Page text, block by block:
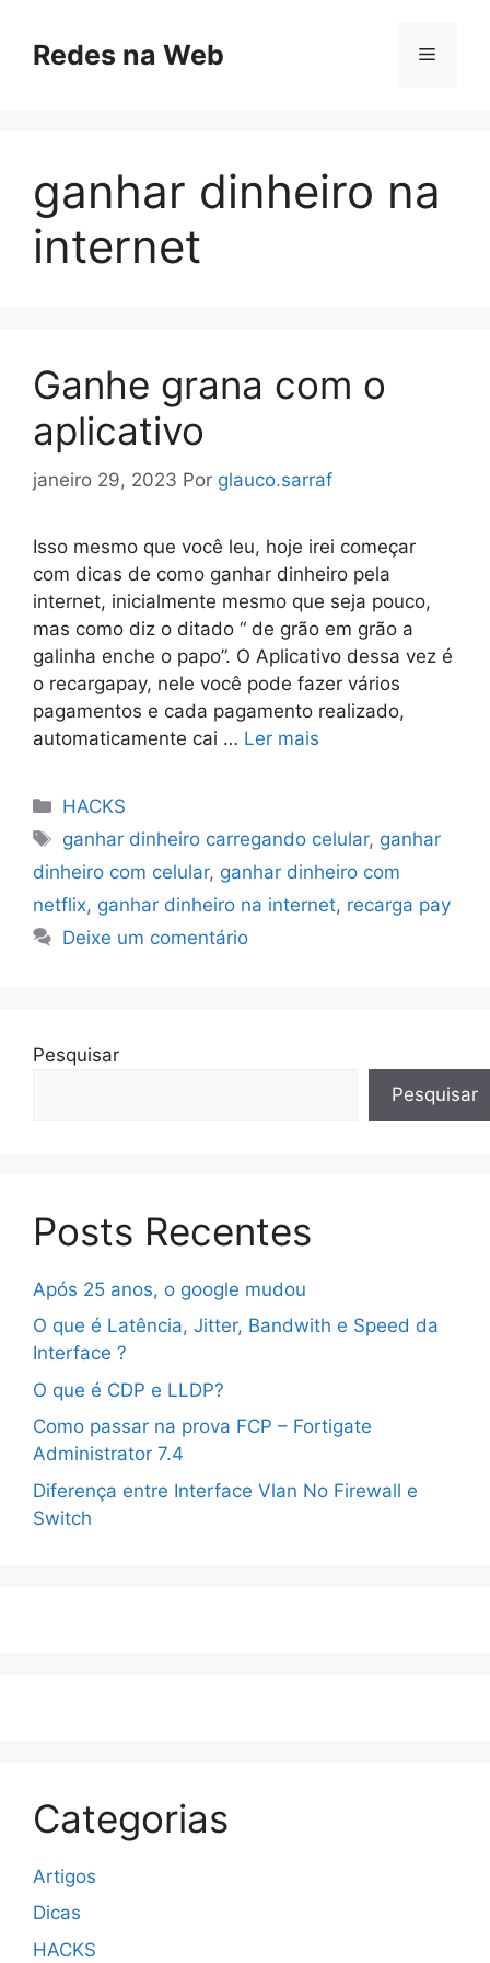
paraRedes na Web Menu
ganhar dinheiro na
internet
Ganhe grana com o
aplicativo
janeiro 29, 2023 Por glauco.sarraf
Isso mesmo que você leu, hoje irei começar
com dicas de como ganhar dinheiro pela
internet, inicialmente mesmo que seja pouco,
mas como diz o ditado “ de grão em grão a
galinha enche o papo”. O Aplicativo dessa vez é
o recargapay, nele você pode fazer vários
pagamentos e cada pagamento realizado,
automaticamente cai … Ler mais
Categorias
HACKS
Tags
ganhar dinheiro carregando celular, ganhar
dinheiro com celular, ganhar dinheiro com
netflix, ganhar dinheiro na internet, recarga pay
Deixe um comentário
Pesquisar
Pesquisar
Posts Recentes
Após 25 anos, o google mudou
O que é Latência, Jitter, Bandwith e Speed da
Interface ?
O que é CDP e LLDP?
Como passar na prova FCP – Fortigate
Administrator 7.4
Diferença entre Interface Vlan No Firewall e
Switch
Categorias
Artigos
Dicas
HACKS